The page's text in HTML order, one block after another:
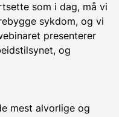
som i dag, må vi
sykdom, og vi
presenterer
og
mest alvorlige og